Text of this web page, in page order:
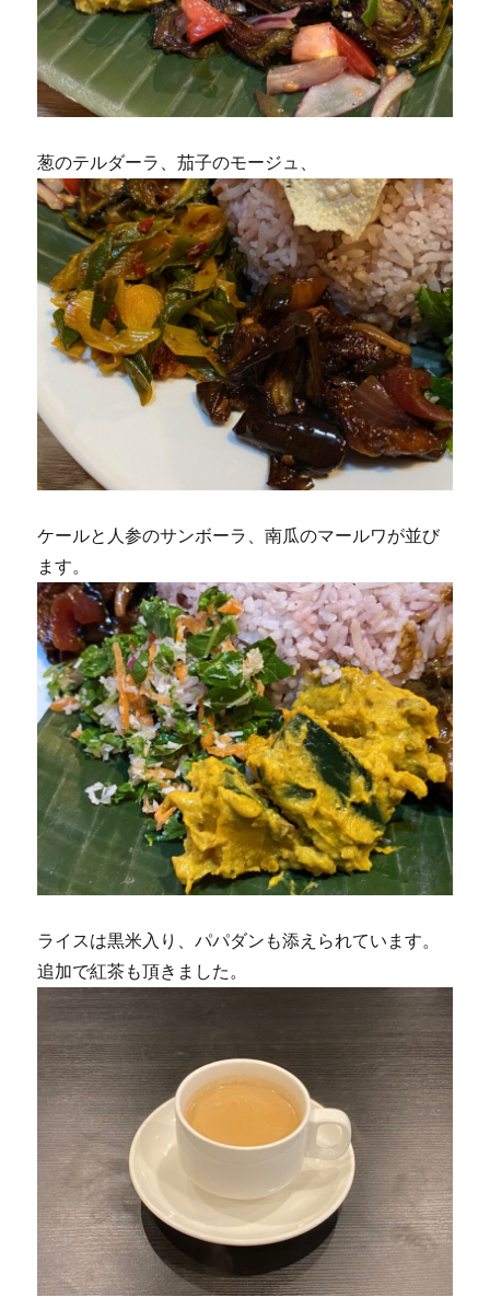
葱のテルダーラ、茄子のモージュ、
ケールと人参のサンボーラ、南瓜のマールワが並び
ます。
ライスは黒米入り、パパダンも添えられています。
追加で紅茶も頂きました。